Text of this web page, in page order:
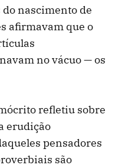
nascimento de
afirmavam que o
no vácuo — os
refletiu sobre
erudição
pensadores
são